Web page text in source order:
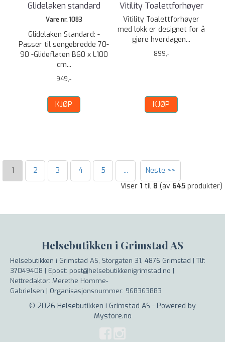
Glidelaken standard
Vare nr. 1083
Glidelaken Standard: -
Passer til sengebredde 70-
90 -Glideflaten B60 x L100
cm...
949,-
KJØP
Vitility Toalettforhøyer
Vitility Toalettforhøyer
med lokk er designet for å
gjøre hverdagen...
899,-
KJØP
1 2 3 4 5 ...
Neste >>
Viser 1 til 8 (av 645 produkter)
Helsebutikken i Grimstad AS
Helsebutikken i Grimstad AS, Storgaten 31, 4876 Grimstad | Tlf:
37049408 | Epost: post@helsebutikkenigrimstad.no |
Nettredaktør: Merethe Homme-
Gabrielsen | Organisasjonsnummer: 968363883
© 2026 Helsebutikken i Grimstad AS - Powered by
Mystore.no